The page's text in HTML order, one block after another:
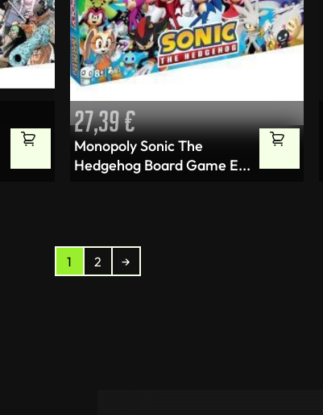
27,39€
Monopoly Sonic The
Hedgehog Board Game E...
1 2 →